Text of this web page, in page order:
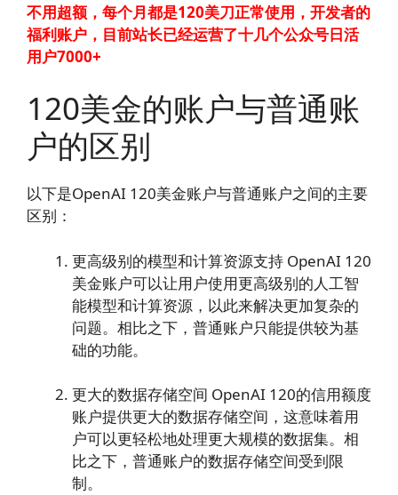
不用超额，每个月都是120美刀正常使用，开发者的
福利账户，目前站长已经运营了十几个公众号日活
用户7000+
120美金的账户与普通账
户的区别
以下是OpenAI 120美金账户与普通账户之间的主要
区别：
更高级别的模型和计算资源支持 OpenAI 120
美金账户可以让用户使用更高级别的人工智
能模型和计算资源，以此来解决更加复杂的
问题。相比之下，普通账户只能提供较为基
础的功能。
更大的数据存储空间 OpenAI 120的信用额度
账户提供更大的数据存储空间，这意味着用
户可以更轻松地处理更大规模的数据集。相
比之下，普通账户的数据存储空间受到限
制。